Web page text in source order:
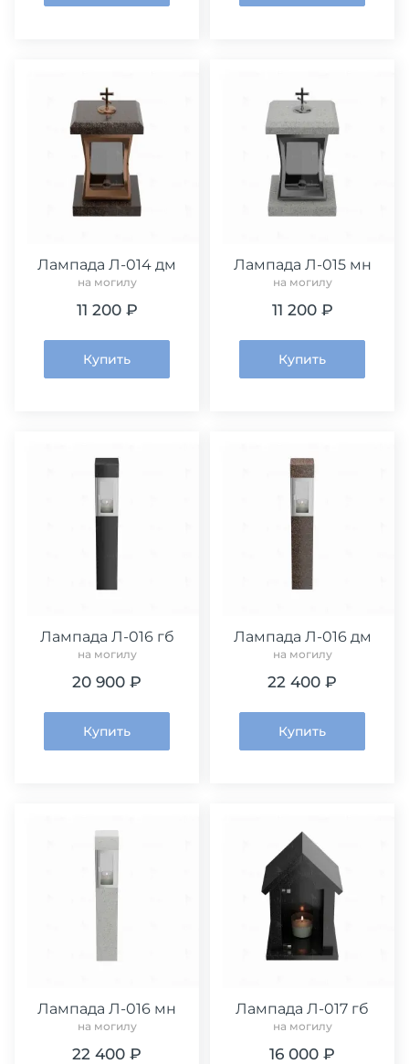
Лампада Л-014 дм
на могилу
11 200 ₽
Купить
Лампада Л-015 мн
на могилу
11 200 ₽
Купить
Лампада Л-016 гб
на могилу
20 900 ₽
Купить
Лампада Л-016 дм
на могилу
22 400 ₽
Купить
Лампада Л-016 мн
на могилу
22 400 ₽
Лампада Л-017 гб
на могилу
16 000 ₽